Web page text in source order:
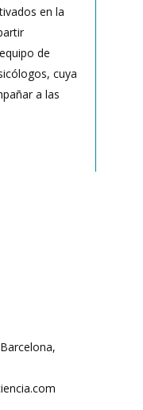
en la
de
cuya
a las